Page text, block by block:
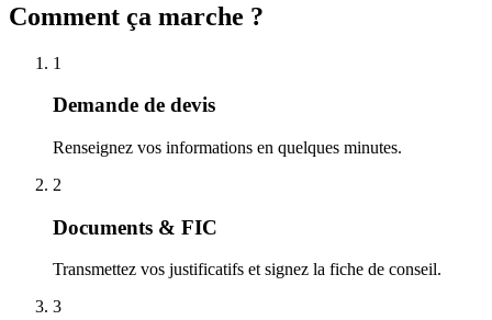
Comment ça marche ?
1
Demande de devis
Renseignez vos informations en quelques minutes.
2
Documents & FIC
Transmettez vos justificatifs et signez la fiche de conseil.
3